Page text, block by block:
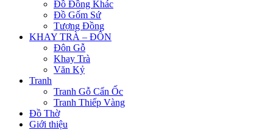
Đồ Đồng Khác
Đồ Gốm Sứ
Tượng Đồng
KHAY TRÀ – ĐÔN
Đôn Gỗ
Khay Trà
Văn Kỷ
Tranh
Tranh Gỗ Cẩn Ốc
Tranh Thiếp Vàng
Đồ Thờ
Giới thiệu